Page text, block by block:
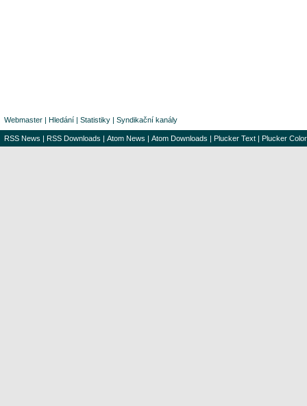
Webmaster | Hledání | Statistiky | Syndikační kanály
RSS News | RSS Downloads | Atom News | Atom Downloads | Plucker Text | Plucker Color